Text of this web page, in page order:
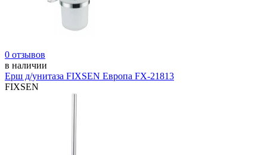
0 отзывов
в наличии
Ерш д/унитаза FIXSEN Европа FX-21813
FIXSEN